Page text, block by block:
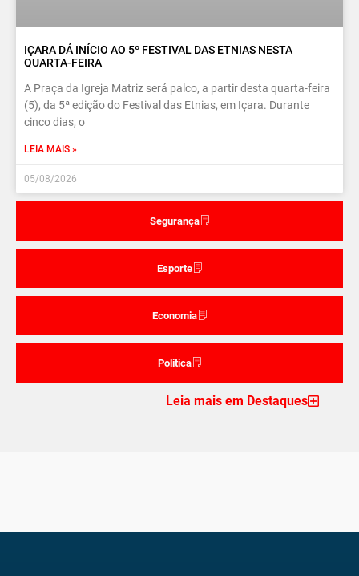
Segurança
Esporte
Economia
Politica
IÇARA DÁ INÍCIO AO 5º FESTIVAL DAS ETNIAS NESTA
QUARTA-FEIRA
A Praça da Igreja Matriz será palco, a partir desta quarta-feira
(5), da 5ª edição do Festival das Etnias, em Içara. Durante
cinco dias, o
LEIA MAIS »
05/08/2026
Leia mais em Destaques